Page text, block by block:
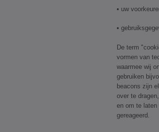
• uw
•
De term
vormen van
waarmee wij
gebruiken
beacons zijn
over te
en om te laten
gereageerd.